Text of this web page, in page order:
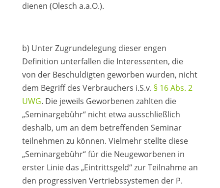
dienen (Olesch a.a.O.).
b) Unter Zugrundelegung dieser engen
Definition unterfallen die Interessenten, die
von der Beschuldigten geworben wurden, nicht
dem Begriff des Verbrauchers i.S.v. § 16 Abs. 2
UWG. Die jeweils Geworbenen zahlten die
„Seminargebühr“ nicht etwa ausschließlich
deshalb, um an dem betreffenden Seminar
teilnehmen zu können. Vielmehr stellte diese
„Seminargebühr“ für die Neugeworbenen in
erster Linie das „Eintrittsgeld“ zur Teilnahme an
den progressiven Vertriebssystemen der P.